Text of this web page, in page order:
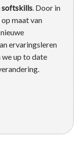
softskills. Door in
maat van
ervaringsleren
up to date